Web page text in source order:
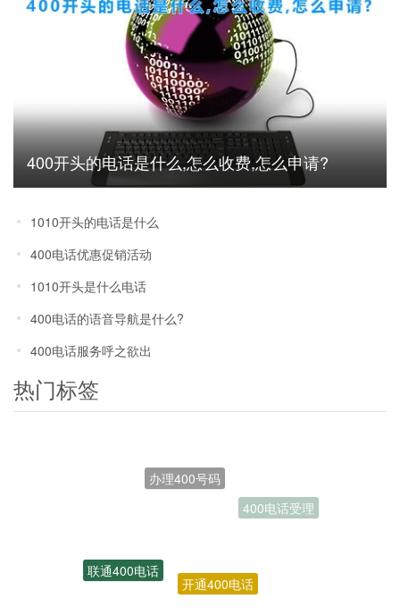
400开头的电话是什么,怎么收费,怎么申请?
1010开头的电话是什么
400电话优惠促销活动
1010开头是什么电话
400电话的语音导航是什么?
400电话服务呼之欲出
热门标签
联通400电话
办理400号码